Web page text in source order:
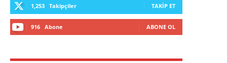
1,253 Takipçiler TAKIP ET
916 Abone ABONE OL